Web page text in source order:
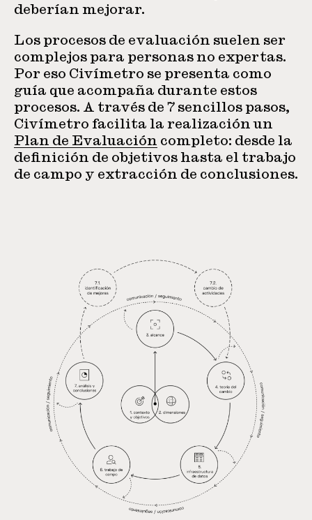
deberían mejorar.
Los procesos de evaluación suelen ser
complejos para personas no expertas.
Por eso Civímetro se presenta como
guía que acompaña durante estos
procesos. A través de 7 sencillos pasos,
Civímetro facilita la realización un
Plan de Evaluación completo: desde la
definición de objetivos hasta el trabajo
de campo y extracción de conclusiones.